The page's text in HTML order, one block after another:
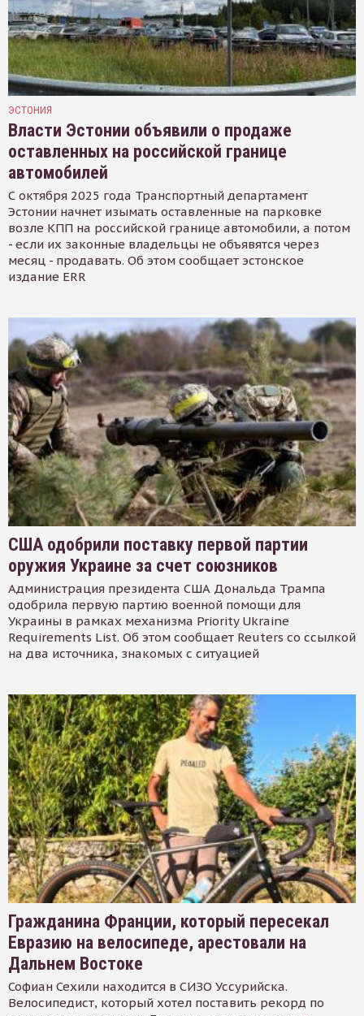
ЭСТОНИЯ
Власти Эстонии объявили о продаже
оставленных на российской границе
автомобилей
С октября 2025 года Транспортный департамент
Эстонии начнет изымать оставленные на парковке
возле КПП на российской границе автомобили, а потом
- если их законные владельцы не объявятся через
месяц - продавать. Об этом сообщает эстонское
издание ERR
США одобрили поставку первой партии
оружия Украине за счет союзников
Администрация президента США Дональда Трампа
одобрила первую партию военной помощи для
Украины в рамках механизма Priority Ukraine
Requirements List. Об этом сообщает Reuters со ссылкой
на два источника, знакомых с ситуацией
Гражданина Франции, который пересекал
Евразию на велосипеде, арестовали на
Дальнем Востоке
Софиан Сехили находится в СИЗО Уссурийска.
Велосипедист, который хотел поставить рекорд по